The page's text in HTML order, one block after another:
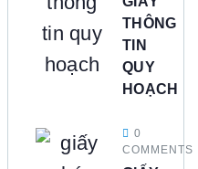
THÔNG
TIN
QUY
HOẠCH
0
COMMENTS